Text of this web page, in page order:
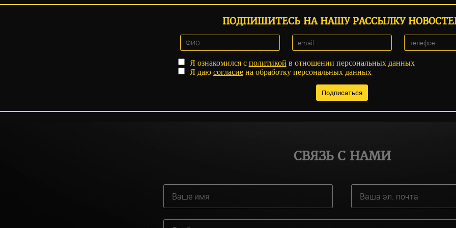
ПОДПИШИТЕСЬ НА НАШУ РАССЫЛКУ
Я ознакомился с политикой в отношении персональных данных
Я даю согласиена обработку персональных данных
СВЯЗЬ С НАМИ